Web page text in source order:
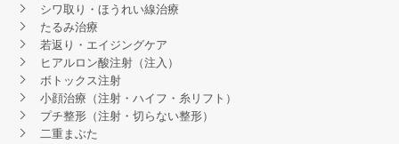
シワ取り・ほうれい線治療
たるみ治療
若返り・エイジングケア
ヒアルロン酸注射（注入）
ボトックス注射
小顔治療（注射・ハイフ・糸リフト）
プチ整形（注射・切らない整形）
二重まぶた